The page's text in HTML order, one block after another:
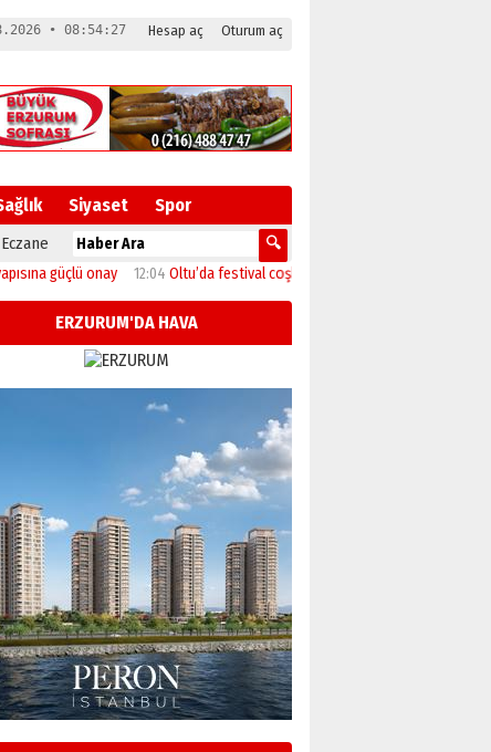
Hesap aç Oturum aç
• 08:54:28
Siyaset Spor
onay 12:04Oltu’da festival coşkusu konserle zirveye ulaştı
ERZURUM'DA HAVA
Esat BİNDESEN
Başkan Sekmen’den Erzurum’a
bir vizyon proje daha!
02 Ağustos 2026 Pazar
Kadir SABUNCUOĞLU
Erzurumspor’un köşe taşları
29 Haziran 2026 Pazartesi